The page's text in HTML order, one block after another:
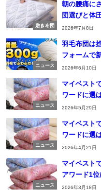
敷き布団
朝の腰痛に
団選びと体
2026年7月8日
ニュース
羽毛布団は
フォームで
2026年6月10日
ニュース
マイベスト
ワードに選
2026年5月29日
ニュース
マイベスト
ワードに選
2026年4月21日
ニュース
マイベスト
アワード1
2026年3月18日